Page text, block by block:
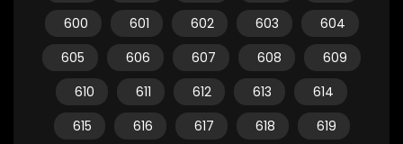
600
601 602 603
604
605
606 607 608
609
610
611 612 613
614
615
616 617 618
619